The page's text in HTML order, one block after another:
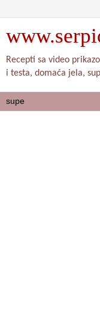
Recepti sa video
i testa, domaća jela,